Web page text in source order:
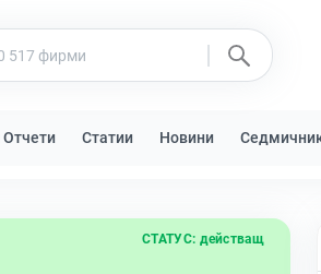
Статии Новини
СТАТУС: действащ